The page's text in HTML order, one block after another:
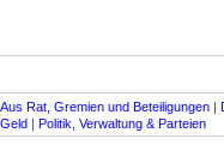
Aus Rat, Gremien und Beteiligungen |
Geld | Politik, Verwaltung & Parteien